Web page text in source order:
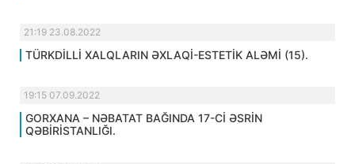
21:19 23.08.2022
TÜRKDİLLİ XALQLARIN ƏXLAQİ-ESTETİK ALƏMİ (15).
19:15 07.09.2022
GORXANA – NƏBATAT BAĞINDA 17-Cİ ƏSRİN
QƏBİRİSTANLIĞI.